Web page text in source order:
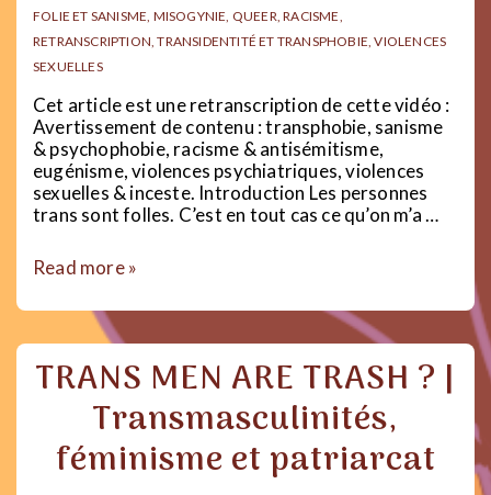
FOLIE ET SANISME, MISOGYNIE, QUEER,RACISME,
RETRANSCRIPTION,TRANSIDENTITÉ ET TRANSPHOBIE,VIOLENCES
SEXUELLES
Cet article est une retranscription de cette vidéo :
Avertissement de contenu : transphobie, sanisme
& psychophobie, racisme & antisémitisme,
eugénisme, violences psychiatriques, violences
sexuelles & inceste. Introduction Les personnes
trans sont folles. C’est en tout cas ce qu’on m’a …
LES
TRANS
FOLLES
Transphobie,
sanisme
Read more »
TRANS MEN ARE TRASH ? |
Transmasculinités,
féminisme et patriarcat